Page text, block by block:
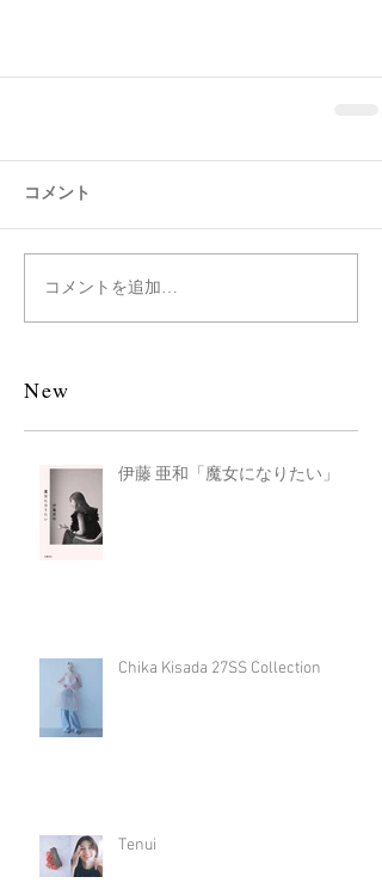
コメント
コメントを追加…
New
伊藤 亜和「魔女になりたい」
Chika Kisada 27SS Collection
Tenui